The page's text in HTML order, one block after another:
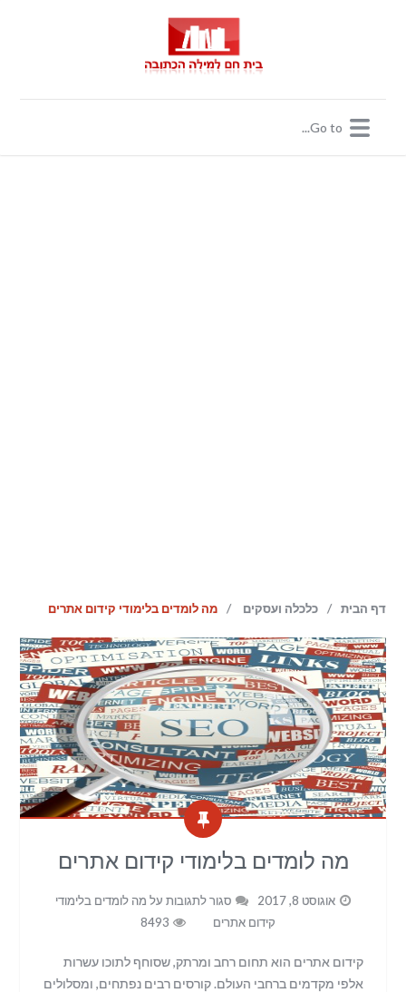
דף הבית / כלכלה ועסקים / מה לומדים בלימודי קידום אתרים
מה לומדים בלימודי קידום אתרים
אוגוסט 8, 2017 סגור לתגובות על מה לומדים בלימודי
קידום אתרים
קידום אתרים הוא תחום רחב ומרתק, שסוחף לתוכו עשרות
אלפי מקדמים ברחבי העולם. קורסים רבים נפתחים, ומסלולים